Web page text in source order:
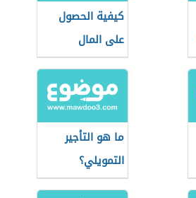
كيفية الحصول
على المال
ما هو التأجير
التمويلي؟